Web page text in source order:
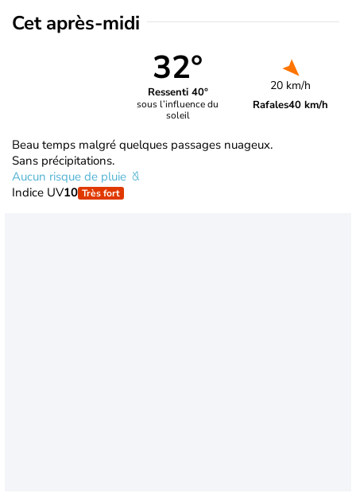
Cet après-midi
32°
Ressenti 40°
sous l’influence du
soleil
20 km/h
Rafales40 km/h
Beau temps malgré quelques passages nuageux.
Sans précipitations.
Aucun risque de pluie
Indice UV10 Très fort